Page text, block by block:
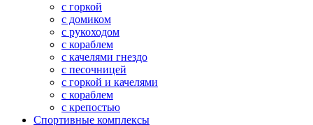
с горкой
с домиком
с рукоходом
с кораблем
с качелями гнездо
с песочницей
с горкой и качелями
с кораблем
с крепостью
Спортивные комплексы